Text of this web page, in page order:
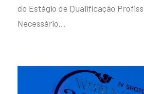
do Estágio de Qualificação
Necessário…